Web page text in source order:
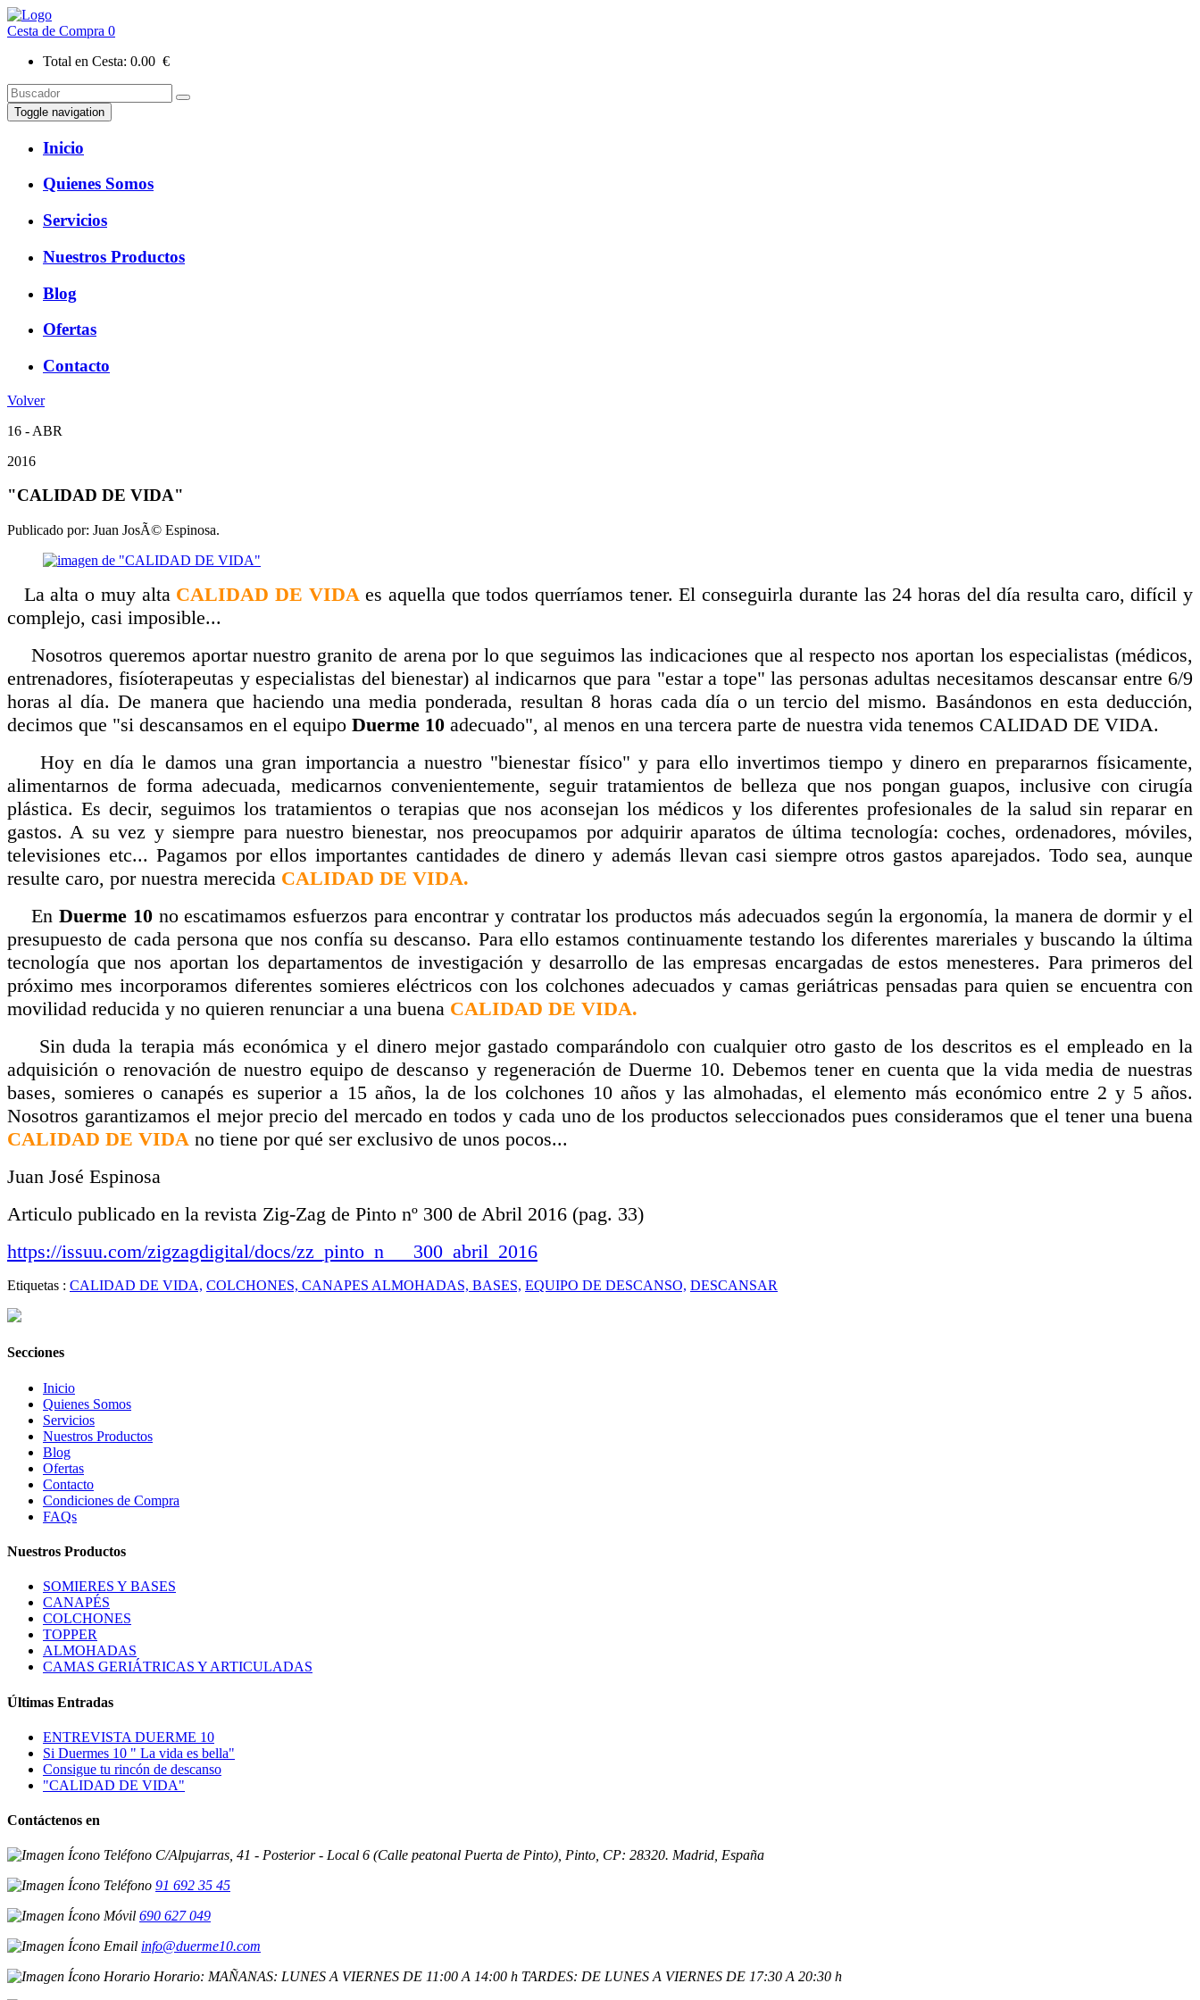
Cesta de Compra 0
Total en Cesta: 0.00 €
Toggle navigation
Inicio
Quienes Somos
Servicios
Nuestros Productos
Blog
Ofertas
Contacto
Volver
16 - ABR
2016
"CALIDAD DE VIDA"
Publicado por: Juan JosÃ© Espinosa.
La alta o muy alta CALIDAD DE VIDAes aquella que todos querríamos tener. El conseguirla durante las 24 horas del día resulta caro, difícil y
complejo, casi imposible...
Nosotros queremos aportar nuestro granito de arena por lo que seguimos las indicaciones que al respecto nos aportan los especialistas (médicos,
entrenadores, fisíoterapeutas y especialistas del bienestar) al indicarnos que para "estar a tope" las personas adultas necesitamos descansar entre 6/9
horas al día. De manera que haciendo una media ponderada, resultan 8 horas cada día o un tercio del mismo. Basándonos en esta deducción,
decimos que "si descansamos en el equipo Duerme 10 adecuado", al menos en una tercera parte de nuestra vida tenemos CALIDAD DE VIDA.
Hoy en día le damos una gran importancia a nuestro "bienestar físico" y para ello invertimos tiempo y dinero en prepararnos físicamente,
alimentarnos de forma adecuada, medicarnos convenientemente, seguir tratamientos de belleza que nos pongan guapos, inclusive con cirugía
plástica. Es decir, seguimos los tratamientos o terapias que nos aconsejan los médicos y los diferentes profesionales de la salud sin reparar en
gastos. A su vez y siempre para nuestro bienestar, nos preocupamos por adquirir aparatos de última tecnología: coches, ordenadores, móviles,
televisiones etc... Pagamos por ellos importantes cantidades de dinero y además llevan casi siempre otros gastos aparejados. Todo sea, aunque
resulte caro, por nuestra merecida CALIDAD DE VIDA.
EnDuerme 10no escatimamos esfuerzos para encontrar y contratar los productos más adecuados según la ergonomía, la manera de dormir y el
presupuesto de cada persona que nos confía su descanso. Para ello estamos continuamente testando los diferentes mareriales y buscando la última
tecnología que nos aportan los departamentos de investigación y desarrollo de las empresas encargadas de estos menesteres. Para primeros del
próximo mes incorporamos diferentes somieres eléctricos con los colchones adecuados y camas geriátricas pensadas para quien se encuentra con
movilidad reducida y no quieren renunciar a una buena CALIDAD DE VIDA.
Sin duda la terapia más económica y el dinero mejor gastado comparándolo con cualquier otro gasto de los descritos es el empleado en la
adquisición o renovación de nuestro equipo de descanso y regeneración de Duerme 10. Debemos tener en cuenta que la vida media de nuestras
bases, somieres o canapés es superior a 15 años, la de los colchones 10 años y las almohadas, el elemento más económico entre 2 y 5 años.
Nosotros garantizamos el mejor precio del mercado en todos y cada uno de los productos seleccionados pues consideramos que el tener una buena
CALIDAD DE VIDA no tiene por qué ser exclusivo de unos pocos...
Juan José Espinosa
Articulo publicado en la revista Zig-Zag de Pinto nº 300 de Abril 2016 (pag. 33)
https://issuu.com/zigzagdigital/docs/zz_pinto_n___300_abril_2016
Etiquetas : CALIDAD DE VIDA, COLCHONES, CANAPES ALMOHADAS, BASES, EQUIPO DE DESCANSO, DESCANSAR
Secciones
Inicio
Quienes Somos
Servicios
Nuestros Productos
Blog
Ofertas
Contacto
Condiciones de Compra
FAQs
Nuestros Productos
SOMIERES Y BASES
CANAPÉS
COLCHONES
TOPPER
ALMOHADAS
CAMAS GERIÁTRICAS Y ARTICULADAS
Últimas Entradas
ENTREVISTA DUERME 10
Si Duermes 10 " La vida es bella"
Consigue tu rincón de descanso
"CALIDAD DE VIDA"
Contáctenos en
C/Alpujarras, 41 - Posterior - Local 6 (Calle peatonal Puerta de Pinto), Pinto, CP: 28320. Madrid, España
91 692 35 45
690 627 049
info@duerme10.com
Horario: MAÑANAS: LUNES A VIERNES DE 11:00 A 14:00 h TARDES: DE LUNES A VIERNES DE 17:30 A 20:30 h